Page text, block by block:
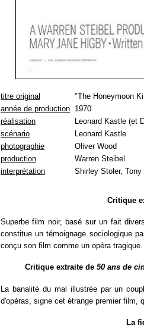
titre original
"The Honeymoon
année de production 1970
réalisation
Leonard Kastle (et
scénario
Leonard Kastle
photographie
Oliver Wood
production
Warren Steibel
interprétation
Shirley Stoler,
Critique
Superbe film noir, basé sur un fait
constitue un témoignage sociologique
conçu son film comme un opéra tragique.
Critique extraite de50 ans de
La banalité du mal illustrée par un
d'opéras, signe cet étrange premier film,
La